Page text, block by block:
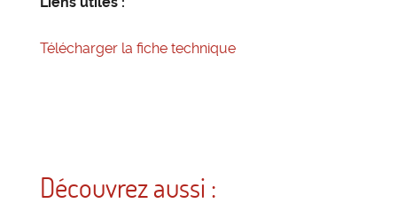
Télécharger la fiche technique
Découvrez aussi :